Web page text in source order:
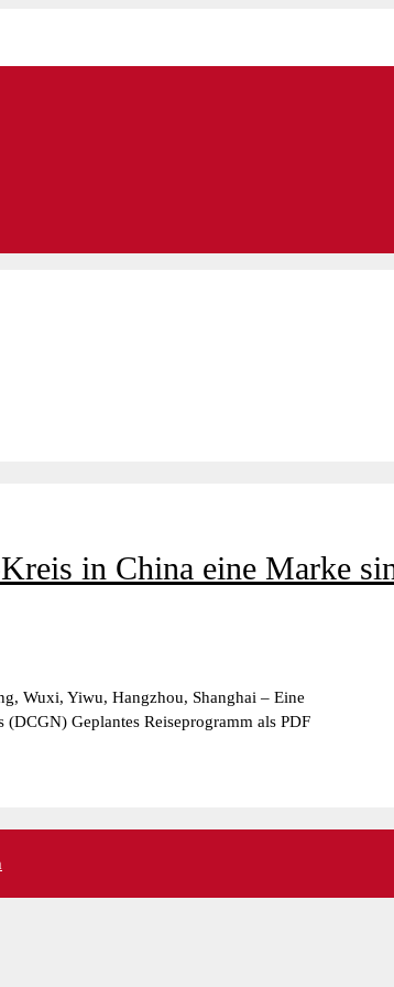
in China eine Marke
Wuxi, Yiwu, Hangzhou, Shanghai – Eine
Geplantes Reiseprogramm als PDF